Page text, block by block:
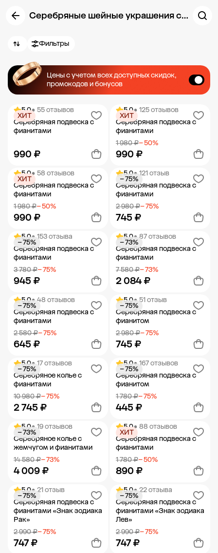
Серебряные шейные украшения с фианитами
Фильтры
Цены с учетом всех доступных скидок,
промокодов и бонусов
5.0• 55 отзывов
Серебряная подвеска с
фианитами
990 ₽
ХИТ
Добавить в корзину
5.0• 125 отзывов
Серебряная подвеска с
фианитами
1 980 ₽− 50%
990 ₽
ХИТ
Добавить в корзину
5.0• 58 отзывов
Серебряная подвеска с
фианитами
1 980 ₽− 50%
990 ₽
ХИТ
Добавить в корзину
5.0• 121 отзыв
Серебряная подвеска с
фианитами
2 980 ₽− 75%
745 ₽
− 75%
Добавить в корзину
5.0• 153 отзыва
Серебряная подвеска с
фианитами
3 780 ₽− 75%
945 ₽
− 75%
Добавить в корзину
5.0• 87 отзывов
Серебряная подвеска с
фианитами
7 580 ₽− 73%
2 084 ₽
− 73%
Добавить в корзину
5.0• 48 отзывов
Серебряная подвеска с
фианитами
2 580 ₽− 75%
645 ₽
− 75%
Добавить в корзину
5.0• 51 отзыв
Серебряная подвеска с
фианитом
2 980 ₽− 75%
745 ₽
− 75%
Добавить в корзину
5.0• 17 отзывов
Серебряное колье с
фианитами
10 980 ₽− 75%
2 745 ₽
− 75%
Добавить в корзину
5.0• 167 отзывов
Серебряная подвеска с
фианитом
1 780 ₽− 75%
445 ₽
− 75%
Добавить в корзину
5.0• 19 отзывов
Серебряное колье с
жемчугом и фианитами
14 580 ₽− 73%
4 009 ₽
− 73%
Добавить в корзину
5.0• 88 отзывов
Серебряная подвеска с
фианитами
1 780 ₽− 50%
890 ₽
ХИТ
Добавить в корзину
5.0• 21 отзыв
Серебряная подвеска с
фианитами «Знак зодиака
Рак»
2 990 ₽− 75%
747 ₽
− 75%
5.0• 22 отзыва
Серебряная подвеска с
фианитами «Знак зодиака
Лев»
2 990 ₽− 75%
747 ₽
− 75%